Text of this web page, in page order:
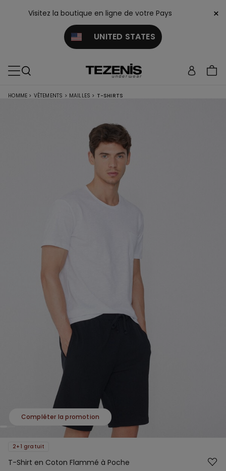
Visitez la boutique en ligne de votre Pays
UNITED STATES
×
HOMME > VÊTEMENTS > MAILLES > T-SHIRTS
Compléter la promotion
2+1 gratuit
T-Shirt en Coton Flammé à Poche